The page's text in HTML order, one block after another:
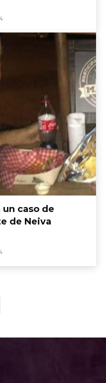
caso de
de Neiva